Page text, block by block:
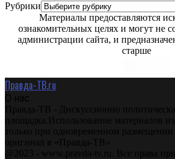
Рубрики
Материалы предоставляются
ознакомительных целях и могут не
администрации сайта, и
старше
Правда-ТВ.ru
О нас
Правда-ТВ - Дискуссионно
площадка.Использование материалов
только при одновременном
оригинал в «Правда-ТВ»
@2023 - www.pravda-tv.ru. Все права